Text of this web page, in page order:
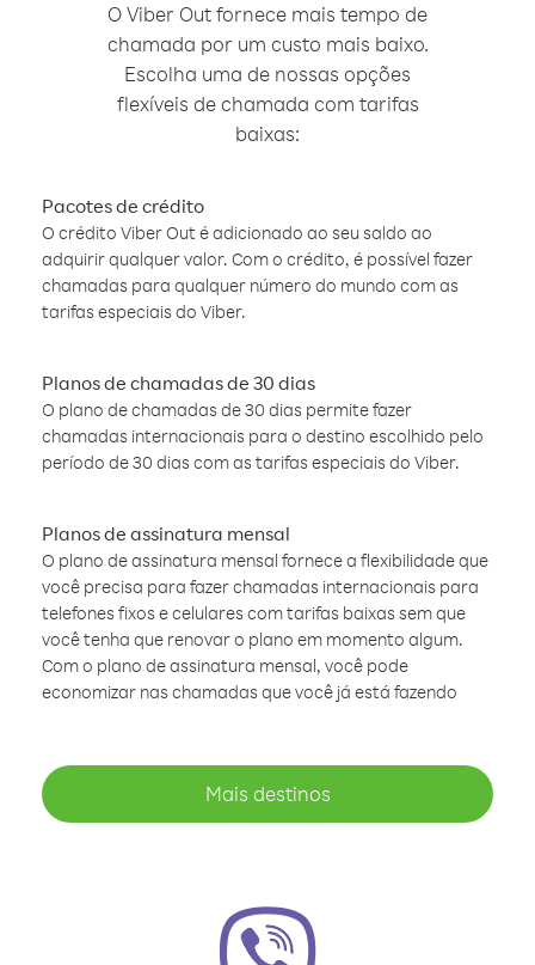
O Viber Out fornece mais tempo de
chamada por um custo mais baixo.
Escolha uma de nossas opções
flexíveis de chamada com tarifas
baixas:
Pacotes de crédito
O crédito Viber Out é adicionado ao seu saldo ao
adquirir qualquer valor. Com o crédito, é possível fazer
chamadas para qualquer número do mundo com as
tarifas especiais do Viber.
Planos de chamadas de 30 dias
O plano de chamadas de 30 dias permite fazer
chamadas internacionais para o destino escolhido pelo
período de 30 dias com as tarifas especiais do Viber.
Planos de assinatura mensal
O plano de assinatura mensal fornece a flexibilidade que
você precisa para fazer chamadas internacionais para
telefones fixos e celulares com tarifas baixas sem que
você tenha que renovar o plano em momento algum.
Com o plano de assinatura mensal, você pode
economizar nas chamadas que você já está fazendo
Mais destinos